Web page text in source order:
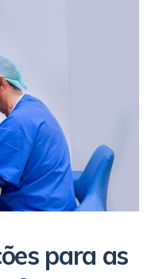
para as